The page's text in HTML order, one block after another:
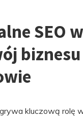
SEO
kluczową rolę